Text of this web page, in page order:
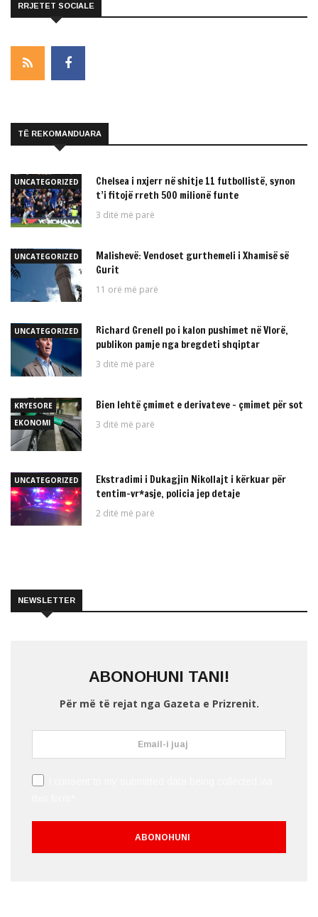
RRJETET SOCIALE
TË REKOMANDUARA
UNCATEGORIZED
Chelsea i nxjerr në shitje 11 futbollistë, synon
t’i fitojë rreth 500 milionë funte
3 ditë më parë
UNCATEGORIZED
Malishevë: Vendoset gurthemeli i Xhamisë së
Gurit
11 orë më parë
UNCATEGORIZED
Richard Grenell po i kalon pushimet në Vlorë,
publikon pamje nga bregdeti shqiptar
3 ditë më parë
KRYESORE
EKONOMI
Bien lehtë çmimet e derivateve – çmimet për sot
3 ditë më parë
UNCATEGORIZED
Ekstradimi i Dukagjin Nikollajt i kërkuar për
tentim-vr*asje, policia jep detaje
2 ditë më parë
NEWSLETTER
ABONOHUNI TANI!
Për më të rejat nga Gazeta e Prizrenit.